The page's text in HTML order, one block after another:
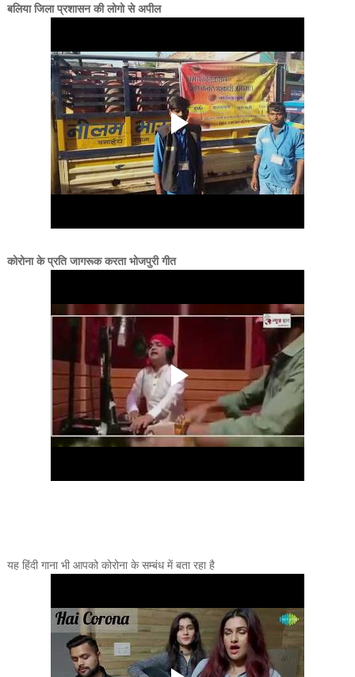
बलिया जिला प्रशासन की लोगो से अपील
कोरोना के प्रति जागरूक करता भोजपुरी गीत
यह हिंदी गाना भी आपको कोरोना के सम्बंध में बता रहा है